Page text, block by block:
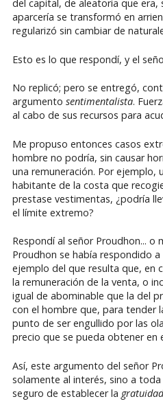
del capital, de aleatoria que era,
aparcería se transformó en
regularizó sin cambiar de
Esto es lo que respondí, y el
No replicó; pero se entregó,
argumento sentimentalista.
al cabo de sus recursos para
Me propuso entonces casos
hombre no podría, sin causar
una remuneración. Por ejemplo,
habitante de la costa que
prestase vestimentas, ¿podría
el límite extremo?
Respondí al señor Proudhon... o
Proudhon se había respondido
ejemplo del que resulta que, en
la remuneración de la venta, o
igual de abominable que la del
con el hombre que, para tender
punto de ser engullido por las
precio que se pueda obtener en
Así, este argumento del señor
solamente al interés, sino a
seguro de establecer la gratuidad